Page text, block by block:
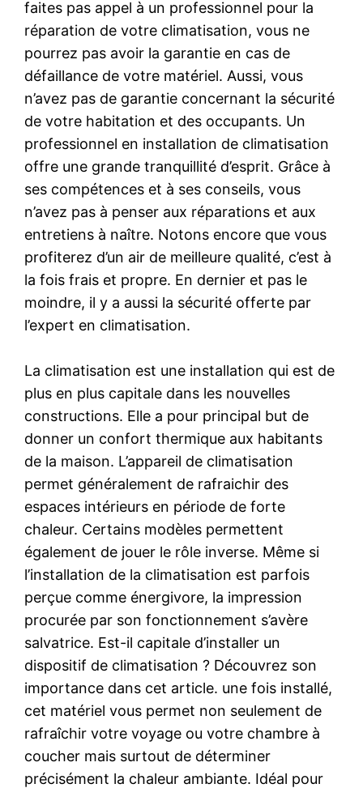
faites pas appel à un professionnel pour la
réparation de votre climatisation, vous ne
pourrez pas avoir la garantie en cas de
défaillance de votre matériel. Aussi, vous
n’avez pas de garantie concernant la sécurité
de votre habitation et des occupants. Un
professionnel en installation de climatisation
offre une grande tranquillité d’esprit. Grâce à
ses compétences et à ses conseils, vous
n’avez pas à penser aux réparations et aux
entretiens à naître. Notons encore que vous
profiterez d’un air de meilleure qualité, c’est à
la fois frais et propre. En dernier et pas le
moindre, il y a aussi la sécurité offerte par
l’expert en climatisation.
La climatisation est une installation qui est de
plus en plus capitale dans les nouvelles
constructions. Elle a pour principal but de
donner un confort thermique aux habitants
de la maison. L’appareil de climatisation
permet généralement de rafraichir des
espaces intérieurs en période de forte
chaleur. Certains modèles permettent
également de jouer le rôle inverse. Même si
l’installation de la climatisation est parfois
perçue comme énergivore, la impression
procurée par son fonctionnement s’avère
salvatrice. Est-il capitale d’installer un
dispositif de climatisation ? Découvrez son
importance dans cet article. une fois installé,
cet matériel vous permet non seulement de
rafraîchir votre voyage ou votre chambre à
coucher mais surtout de déterminer
précisément la chaleur ambiante. Idéal pour